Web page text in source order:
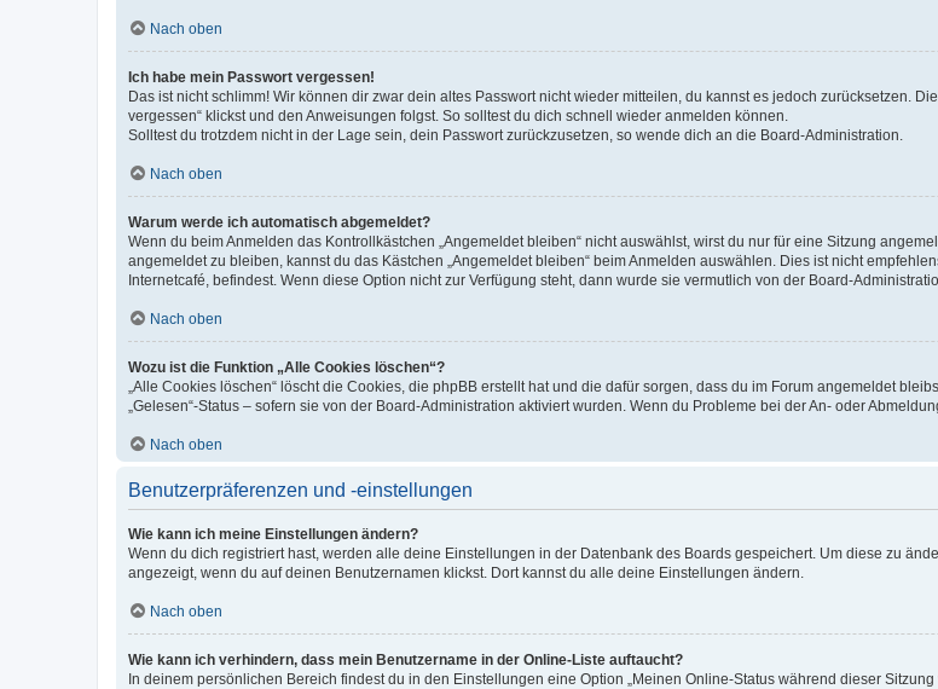
Nach oben
Ich habe mein Passwort vergessen!
Das ist nicht schlimm! Wir können dir zwar dein altes Passwort nicht wieder mitteilen, du kannst es jedoch zurücksetzen.
vergessen“ klickst und den Anweisungen folgst. So solltest du dich schnell wieder anmelden können.
Solltest du trotzdem nicht in der Lage sein, dein Passwort zurückzusetzen, so wende dich an die Board-Administration.
Nach oben
Warum werde ich automatisch abgemeldet?
Wenn du beim Anmelden das Kontrollkästchen „Angemeldet bleiben“ nicht auswählst, wirst du nur für eine Sitzung
angemeldet zu bleiben, kannst du das Kästchen „Angemeldet bleiben“ beim Anmelden auswählen. Dies ist nicht
Internetcafé, befindest. Wenn diese Option nicht zur Verfügung steht, dann wurde sie vermutlich von der Board-
Nach oben
Wozu ist die Funktion „Alle Cookies löschen“?
„Alle Cookies löschen“ löscht die Cookies, die phpBB erstellt hat und die dafür sorgen, dass du im Forum angemeldet
„Gelesen“-Status – sofern sie von der Board-Administration aktiviert wurden. Wenn du Probleme bei der An- oder
Nach oben
Benutzerpräferenzen und -einstellungen
Wie kann ich meine Einstellungen ändern?
Wenn du dich registriert hast, werden alle deine Einstellungen in der Datenbank des Boards gespeichert. Um diese zu
angezeigt, wenn du auf deinen Benutzernamen klickst. Dort kannst du alle deine Einstellungen ändern.
Nach oben
Wie kann ich verhindern, dass mein Benutzername in der Online-Liste auftaucht?
In deinem persönlichen Bereich findest du in den Einstellungen eine Option „Meinen Online-Status während dieser